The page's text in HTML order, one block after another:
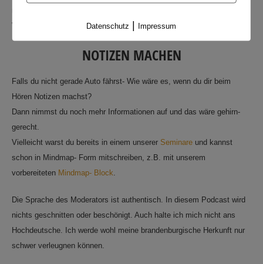
Wenn er interessanten Inhalt bringt.
NOTIZEN MACHEN
Falls du nicht gerade Auto fährst- Wie wäre es, wenn du dir beim
Hören Notizen machst?
Dann nimmst du noch mehr Informationen auf und das wäre gehirn-
gerecht.
Vielleicht warst du bereits in einem unserer Seminare und kannst
schon in Mindmap- Form mitschreiben, z.B. mit unserem
vorbereiteten Mindmap- Block
Die Sprache des Moderators ist authentisch. In diesem Podcast wird
nichts geschnitten oder beschönigt. Auch halte ich mich nicht ans
Hochdeutsche. Ich werde wohl meine brandenburgische Herkunft nur
schwer verleugnen können.
Datenschutz | Impressum